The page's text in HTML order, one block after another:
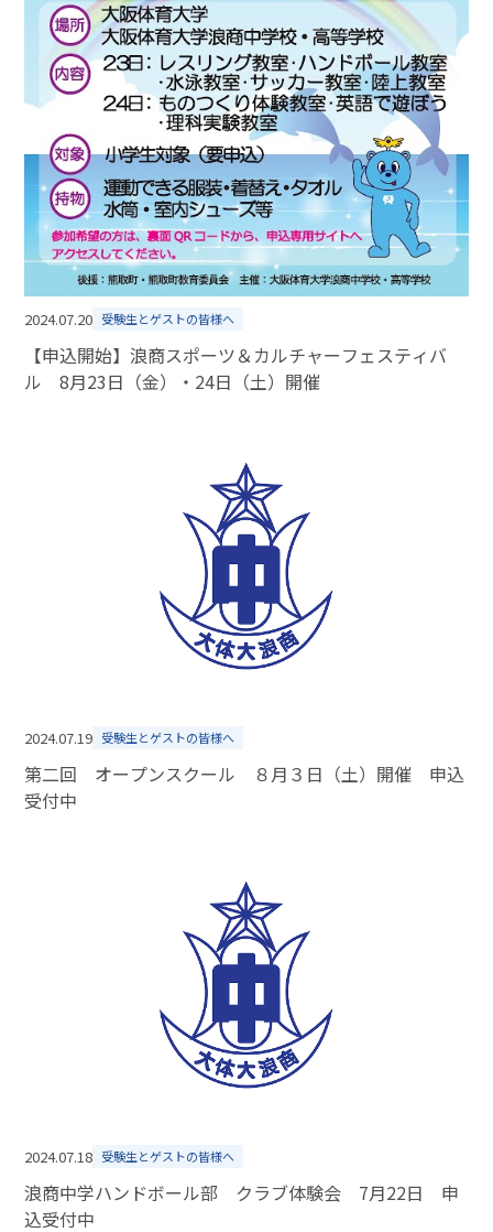
2024.07.20 受験生とゲストの皆様へ
【申込開始】浪商スポーツ＆カルチャーフェスティバ
ル 8月23日（金）・24日（土）開催
2024.07.19 受験生とゲストの皆様へ
第二回 オープンスクール ８月３日（土）開催 申込
受付中
2024.07.18 受験生とゲストの皆様へ
浪商中学ハンドボール部 クラブ体験会 7月22日 申
込受付中